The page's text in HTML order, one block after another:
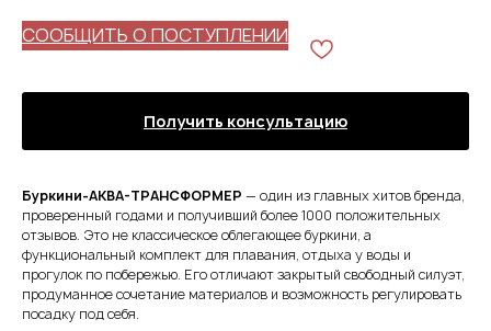
СООБЩИТЬ О ПОСТУПЛЕНИИ
Получить консультацию
Буркини-АКВА-ТРАНСФОРМЕР — один из главных хитов бренда,
проверенный годами и получивший более 1000 положительных
отзывов. Это не классическое облегающее буркини, а
функциональный комплект для плавания, отдыха у воды и
прогулок по побережью. Его отличают закрытый свободный силуэт,
продуманное сочетание материалов и возможность регулировать
посадку под себя.